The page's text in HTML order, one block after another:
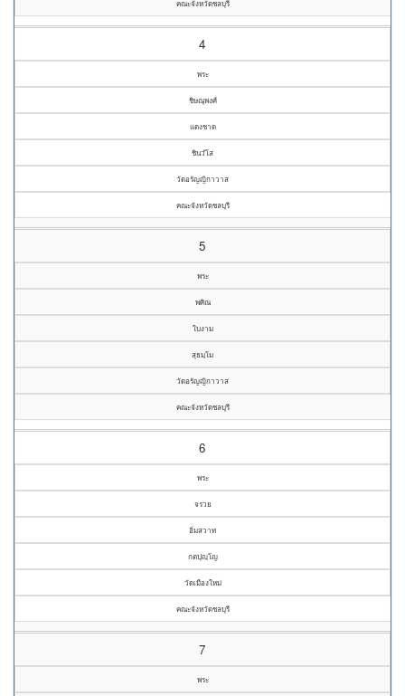
คณะจังหวัดชลบุรี
4
พระ
ชิษณุพงศ์
แดงชาด
ชินวํโส
วัดอรัญญิกาวาส
คณะจังหวัดชลบุรี
5
พระ
พศิณ
ใบงาม
สุธมฺโม
วัดอรัญญิกาวาส
คณะจังหวัดชลบุรี
6
พระ
จรวย
อิ่มสวาท
กตปุญฺโญ
วัดเมืองใหม่
คณะจังหวัดชลบุรี
7
พระ